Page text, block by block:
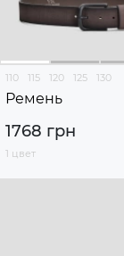
110 115 120 125 130
Ремень
1768 грн
1 цвет